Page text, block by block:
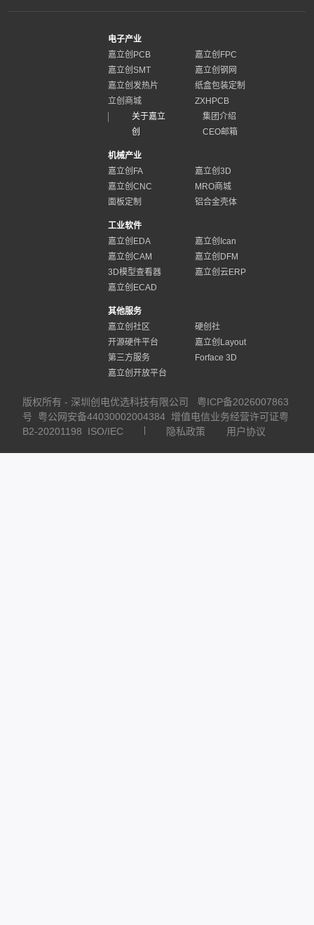
电子产业
嘉立创PCB
嘉立创FPC
嘉立创SMT
嘉立创钢网
嘉立创发热片
纸盒包装定制
立创商城
ZXHPCB
关于嘉立
创
集团介绍
CEO邮箱
机械产业
嘉立创FA
嘉立创3D
嘉立创CNC
MRO商城
面板定制
铝合金壳体
工业软件
嘉立创EDA
嘉立创Ican
嘉立创CAM
嘉立创DFM
3D模型查看器
嘉立创云ERP
嘉立创ECAD
其他服务
嘉立创社区
硬创社
开源硬件平台
嘉立创Layout
第三方服务
Forface 3D
嘉立创开放平台
版权所有 - 深圳创电优选科技有限公司
粤ICP备2026007863
号
粤公网安备44030002004384 增值电信业务经营许可证粤
B2-20201198
ISO/IEC 隐私政策 用户协议